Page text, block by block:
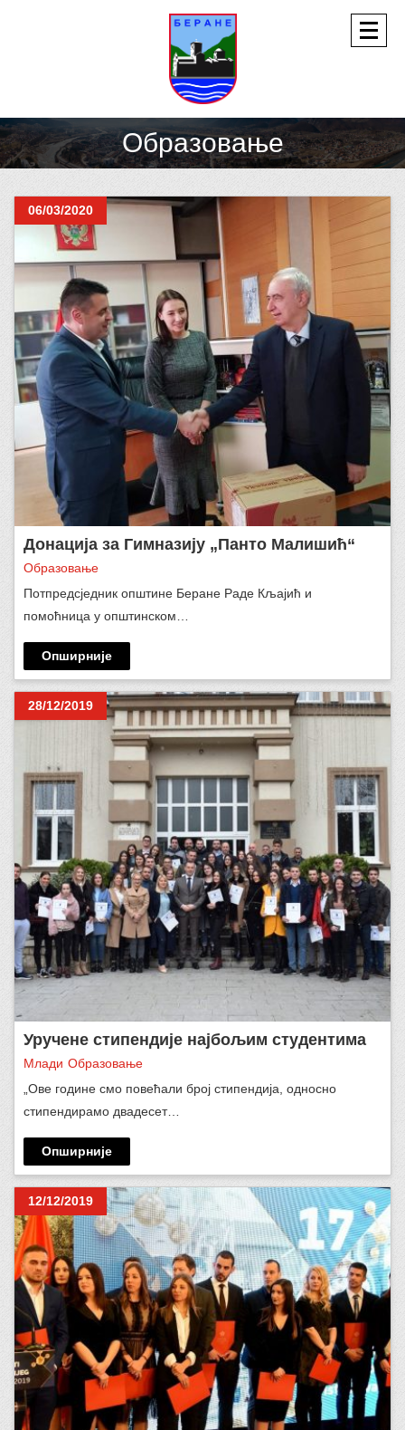
Образовање
06/03/2020
Донација за Гимназију „Панто Малишић“
Образовање
Потпредсједник општине Беране Раде Кљајић и
помоћница у општинском…
Опширније
28/12/2019
Уручене стипендије најбољим студентима
Млади Образовање
„Ове године смо повећали број стипендија, односно
стипендирамо двадесет…
Опширније
12/12/2019